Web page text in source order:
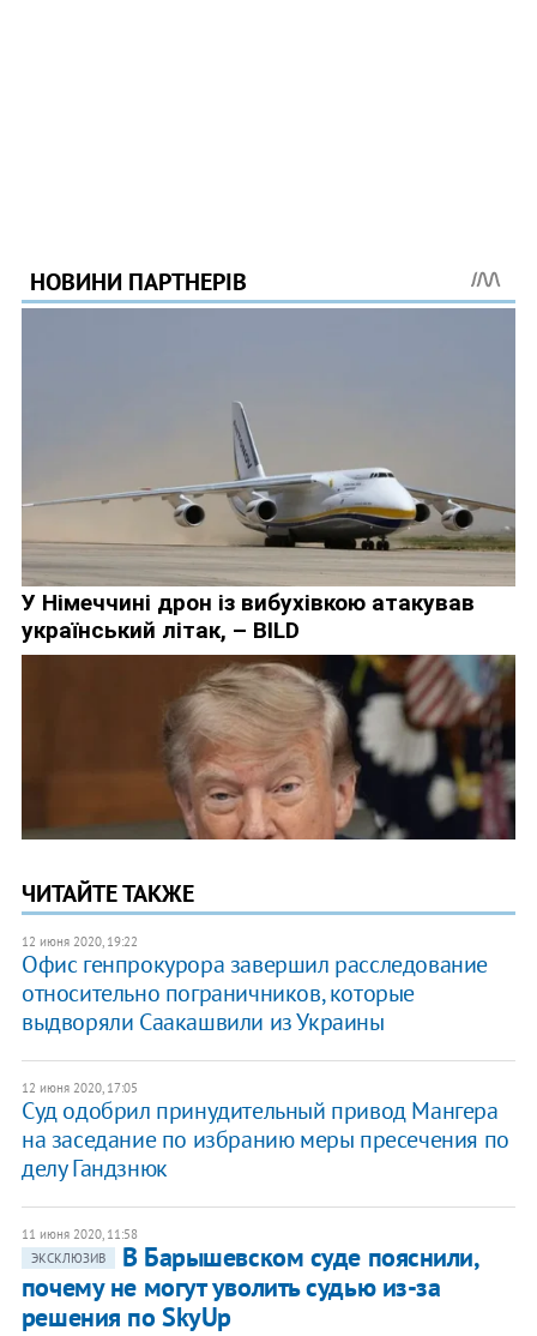
ЧИТАЙТЕ ТАКЖЕ
12 июня 2020, 19:22
Офис генпрокурора завершил расследование
относительно пограничников, которые
выдворяли Саакашвили из Украины
12 июня 2020, 17:05
Суд одобрил принудительный привод Мангера
на заседание по избранию меры пресечения по
делу Гандзнюк
11 июня 2020, 11:58
ЭКСКЛЮЗИВ
В Барышевском суде пояснили,
почему не могут уволить судью из-за
решения по SkyUp